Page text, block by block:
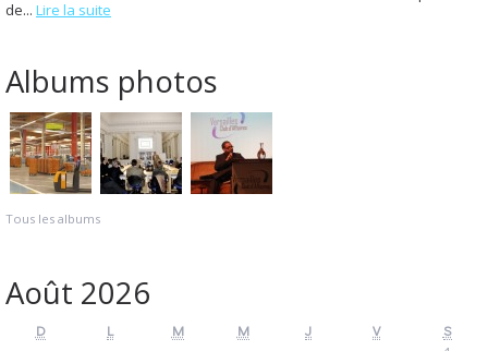
de... Lire la suite
Albums photos
Tous les albums
Août 2026
D L M M J V
S